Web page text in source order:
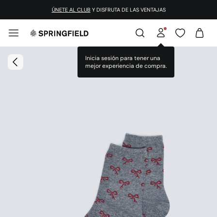
ÚNETE AL CLUB Y DISFRUTA DE LAS VENTAJAS
Inicia sesión para tener una
mejor experiencia de compra.